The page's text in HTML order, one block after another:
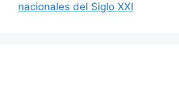
nacionales del Siglo XXI